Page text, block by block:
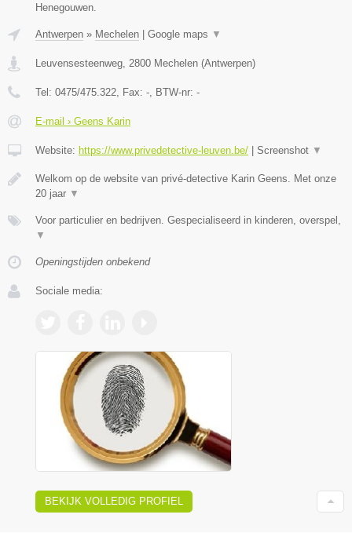
Henegouwen.
Antwerpen » Mechelen Google maps ▼
Leuvensesteenweg, 2800 Mechelen (Antwerpen)
Tel: 0475/475.322, Fax: -, BTW-nr: -
E-mail › Geens Karin
Website: https://www.privedetective-leuven.be/ Screenshot ▼
Welkom op de website van privé-detective Karin Geens. Met onze
20 jaar ▼
Voor particulier en bedrijven. Gespecialiseerd in kinderen, overspel,
▼
Openingstijden onbekend
Sociale media:
BEKIJK VOLLEDIG PROFIEL